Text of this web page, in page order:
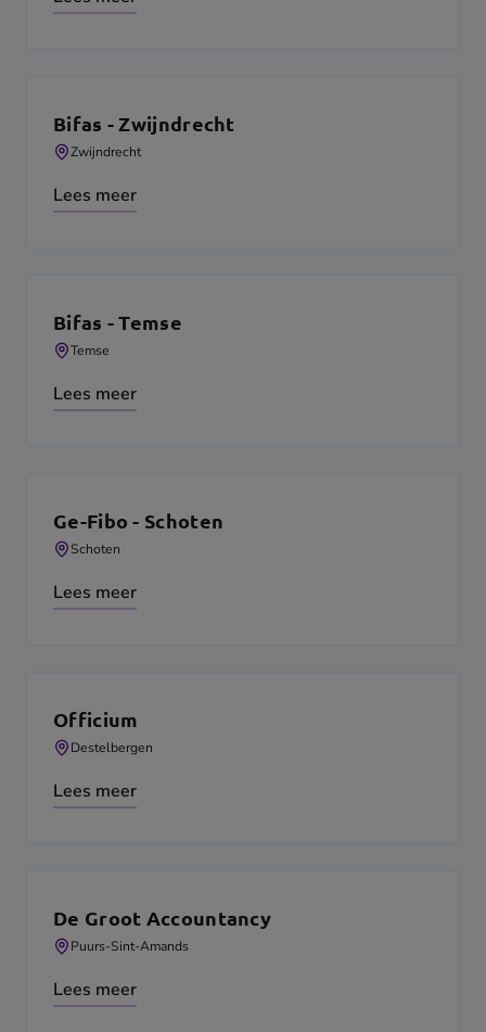
Bifas - Zwijndrecht
Zwijndrecht
Lees meer
Bifas - Temse
Temse
Lees meer
Ge-Fibo - Schoten
Schoten
Lees meer
Officium
Destelbergen
Lees meer
De Groot Accountancy
Puurs-Sint-Amands
Lees meer